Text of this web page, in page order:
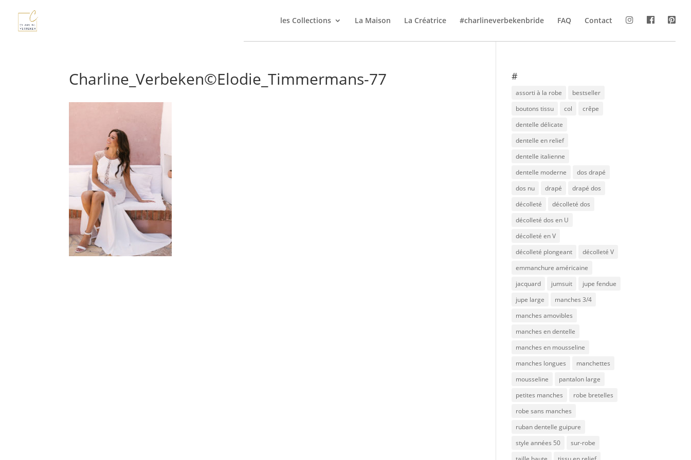
les Collections La Maison La Créatrice #charlineverbekenbride FAQ Contact
Charline_Verbeken©Elodie_Timmermans-77 #
assorti à la robe
bestseller
boutons tissu
col
crêpe
dentelle délicate
dentelle en relief
dentelle italienne
dentelle moderne
dos drapé
dos nu
drapé
drapé dos
décolleté
décolleté dos
décolleté dos en U
décolleté en V
décolleté plongeant
décolleté V
emmanchure américaine
jacquard
jumsuit
jupe fendue
jupe large
manches 3/4
manches amovibles
manches en dentelle
manches en mousseline
manches longues
manchettes
mousseline
pantalon large
petites manches
robe bretelles
robe sans manches
ruban dentelle guipure
style années 50
sur-robe